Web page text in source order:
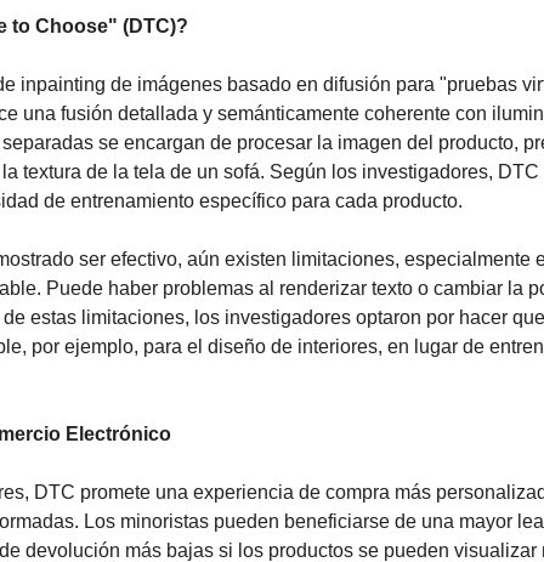
to Choose" (DTC)?
inpainting de imágenes basado en difusión para "pruebas
una fusión detallada y semánticamente coherente con
se encargan de procesar la imagen del producto,
textura de la tela de un sofá. Según los investigadores,
de entrenamiento específico para cada producto.
ser efectivo, aún existen limitaciones, especialmente
Puede haber problemas al renderizar texto o cambiar la
estas limitaciones, los investigadores optaron por hacer
por ejemplo, para el diseño de interiores, en lugar de
Electrónico
DTC promete una experiencia de compra más
Los minoristas pueden beneficiarse de una mayor
devolución más bajas si los productos se pueden visualizar